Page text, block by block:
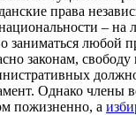
права
– на
заниматься любой
законам,
Однако члены
пожизненно, а